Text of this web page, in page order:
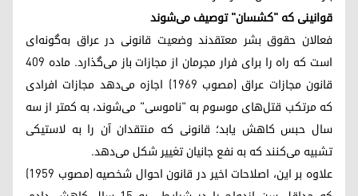
قوانینی که "کشسان" توصیف می‌شوند
فعالان حقوق بشر معتقدند وضعیت قانونی در عراق به‌گونه‌ای
است که راه را برای فرار مجرمان از مجازات باز می‌گذارد. ماده ۴۰۹
قانون مجازات عراق (مصوب ۱۹۶۹) اجازه می‌دهد مجازات افرادی
که مرتکب قتل‌های موسوم به "ناموسی" می‌شوند، به کمتر از سه
سال حبس کاهش یابد؛ قانونی که منتقدان آن را به لاستیکی
تشبیه می‌کنند که به نفع جانیان تغییر شکل می‌دهد.
علاوه بر این، اصلاحات اخیر در قانون احوال شخصیه (مصوب ۱۹۵۹)